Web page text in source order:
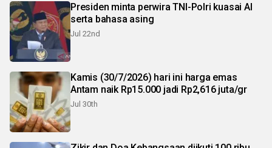
Presiden minta perwira TNI-Polri kuasai AI
serta bahasa asing
Jul 22nd
Kamis (30/7/2026) hari ini harga emas
Antam naik Rp15.000 jadi Rp2,616 juta/gr
Jul 30th